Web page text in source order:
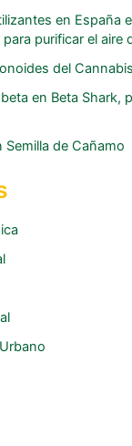
en España
purificar el aire
del Cannabis
en Beta Shark,
Semilla de Cañamo